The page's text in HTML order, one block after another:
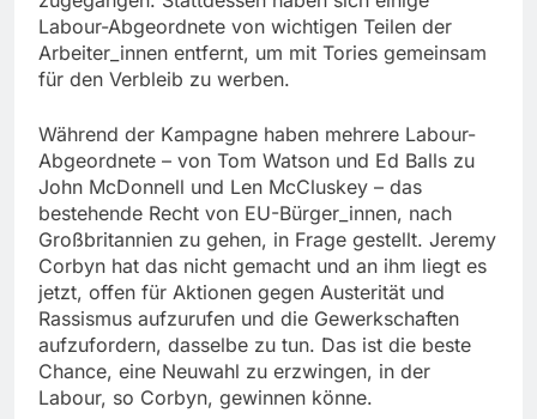
Labour-Abgeordnete von wichtigen Teilen der
Arbeiter_innen entfernt, um mit Tories gemeinsam
für den Verbleib zu werben.
Während der Kampagne haben mehrere Labour-
Abgeordnete – von Tom Watson und Ed Balls zu
John McDonnell und Len McCluskey – das
bestehende Recht von EU-Bürger_innen, nach
Großbritannien zu gehen, in Frage gestellt. Jeremy
Corbyn hat das nicht gemacht und an ihm liegt es
jetzt, offen für Aktionen gegen Austerität und
Rassismus aufzurufen und die Gewerkschaften
aufzufordern, dasselbe zu tun. Das ist die beste
Chance, eine Neuwahl zu erzwingen, in der
Labour, so Corbyn, gewinnen könne.